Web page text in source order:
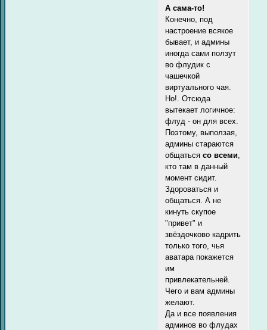
А сама-то!
Конечно, под
настроение всякое
бывает, и админы
иногда сами ползут
во флудик с
чашечкой
виртуального чая.
Но!. Отсюда
вытекает логичное:
флуд - он для всех.
Поэтому, выползая,
админы стараются
общаться со всеми
кто там в данный
момент сидит.
Здороваться и
общаться. А не
кинуть скупое
"привет" и
звёздочково кадрить
только того, чья
аватара покажется
им
привлекательней.
Чего и вам админы
желают.
Да и все появления
админов во флудах